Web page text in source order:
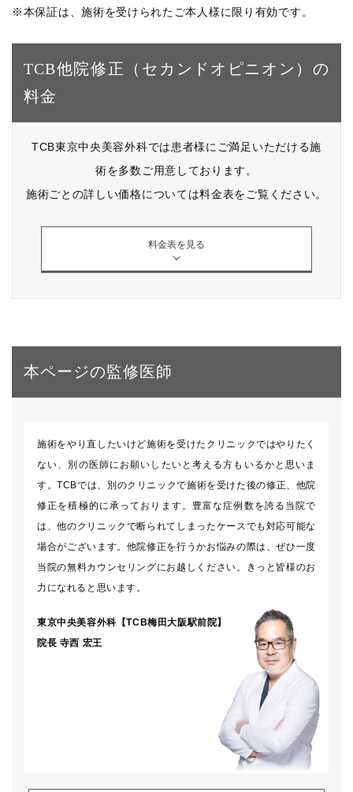
※本保証は、施術を受けられたご本人様に限り有効です。
TCB他院修正（セカンドオピニオン）の
料金
TCB東京中央美容外科では患者様にご満足いただける施
術を多数ご用意しております。
施術ごとの詳しい価格については料金表をご覧ください。
料金表を見る
本ページの監修医師
施術をやり直したいけど施術を受けたクリニックではやりたく
ない、別の医師にお願いしたいと考える方もいるかと思いま
す。TCBでは、別のクリニックで施術を受けた後の修正、他院
修正を積極的に承っております。豊富な症例数を誇る当院で
は、他のクリニックで断られてしまったケースでも対応可能な
場合がございます。他院修正を行うかお悩みの際は、ぜひ一度
当院の無料カウンセリングにお越しください。きっと皆様のお
力になれると思います。
東京中央美容外科【TCB梅田大阪駅前院】
院長 寺西 宏王